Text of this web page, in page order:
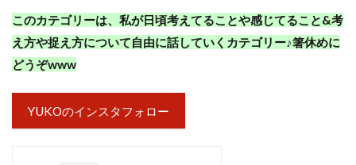
このカテゴリーは、 私が日頃考えてることや感じてること&考
え方や捉え方について自由に話していくカテゴリー♪箸休めに
どうぞwww
YUKOのインスタフォロー